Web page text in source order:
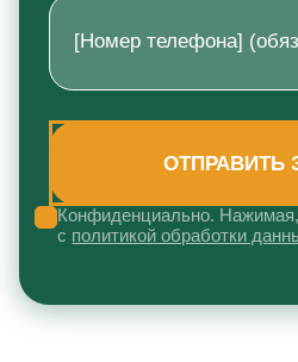
Конфиденциально.
с политикой обработки